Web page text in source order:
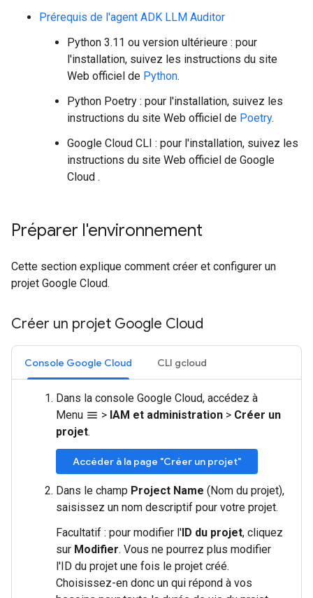
Prérequis de l'agent ADK LLM Auditor
Python 3.11 ou version ultérieure : pour
l'installation, suivez les instructions du site
Web officiel de Python.
Python Poetry : pour l'installation, suivez les
instructions du site Web officiel de Poetry.
Google Cloud CLI : pour l'installation, suivez les
instructions du site Web officiel de Google
Cloud .
Préparer l'environnement
Cette section explique comment créer et configurer un
projet Google Cloud.
Créer un projet Google Cloud
Console Google Cloud CLI gcloud
Dans la console Google Cloud, accédez à
Menu menu > IAM et administration > Créer un
projet.
Accéder à la page "Créer un projet"
Dans le champ Project Name (Nom du projet),
saisissez un nom descriptif pour votre projet.
Facultatif : pour modifier l'ID du projet, cliquez
sur Modifier. Vous ne pourrez plus modifier
l'ID du projet une fois le projet créé.
Choisissez-en donc un qui répond à vos